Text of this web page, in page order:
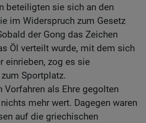
beteiligten sie sich an den
im Widerspruch zum Gesetz
der Gong das Zeichen
Öl verteilt wurde, mit dem sich
einrieben, zog es sie
Sportplatz.
Vorfahren als Ehre gegolten
mehr wert. Dagegen waren
auf die griechischen